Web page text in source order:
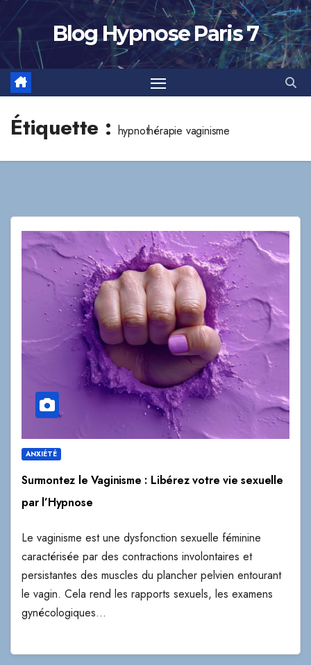
Skip
content
Blog Hypnose Paris 7
Étiquette : hypnothérapie vaginisme
ANXIÉTÉ
Surmontez le Vaginisme : Libérez votre vie sexuelle
par l’Hypnose
Le vaginisme est une dysfonction sexuelle féminine
caractérisée par des contractions involontaires et
persistantes des muscles du plancher pelvien entourant
le vagin. Cela rend les rapports sexuels, les examens
gynécologiques…